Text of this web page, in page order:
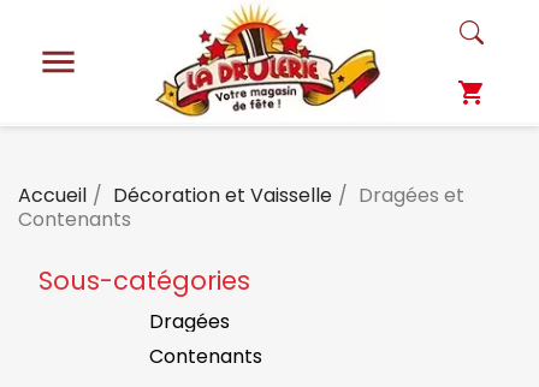

shopping_cart
Accueil Décoration et Vaisselle
Dragées et
Contenants
Sous-catégories
Dragées
Contenants